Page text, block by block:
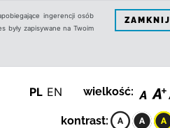
ingerencji osób
były zapisywane na Twoim
ZAMKNIJ
PL EN wielkość:
kontrast: